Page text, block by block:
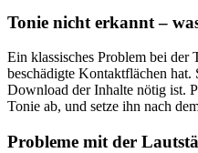
Tonie nicht erkannt –
Ein klassisches Problem bei
beschädigte Kontaktflächen
Download der Inhalte nötig ist.
Tonie ab, und setze ihn nach
Probleme mit der